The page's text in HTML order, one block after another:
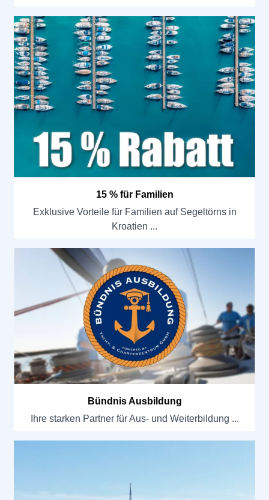
15 % für Familien
Exklusive Vorteile für Familien auf Segeltörns in
Kroatien
Bündnis Ausbildung
Ihre starken Partner für Aus- und Weiterbildung